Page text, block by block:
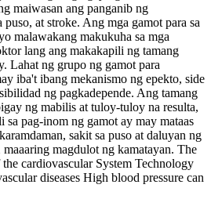
maiwasan ang panganib ng
puso, at stroke. Ang mga gamot para sa
malawakang makukuha sa mga
lang ang makakapili ng tamang
Lahat ng grupo ng gamot para
iba't ibang mekanismo ng epekto, side
ng pagkadepende. Ang tamang
ng mabilis at tuloy-tuloy na resulta,
sa pag-inom ng gamot ay may mataas
sakit sa puso at daluyan ng
magdulot ng kamatayan. The
the cardiovascular System Technology
diseases High blood pressure can